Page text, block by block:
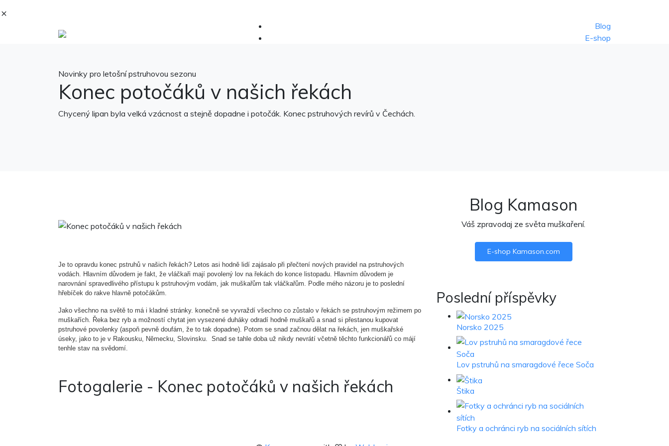
Blog
E-shop
Novinky pro letošní pstruhovou sezonu
Konec potočáků v našich řekách
Chycený lipan byla velká vzácnost a stejně dopadne i potočák. Konec pstruhových revírů v Čechách.
Je to opravdu konec pstruhů v našich řekách? Letos asi hodně lidí zajásalo při přečtení nových pravidel na pstruhových
vodách. Hlavním důvodem je fakt, že vláčkaři mají povolený lov na řekách do konce listopadu. Hlavním důvodem je
narovnání spravedlivého přístupu k pstruhovým vodám, jak muškařům tak vláčkařům. Podle mého názoru je to poslední
hřebíček do rakve hlavně potočákům.
Jako všechno na světě to má i kladné stránky. konečně se vyvraždí všechno co zůstalo v řekách se pstruhovým režimem po
muškařích. Řeka bez ryb a možností chytat jen vysezené duháky odradí hodně muškařů a snad si přestanou kupovat
pstruhové povolenky (aspoň pevně doufám, že to tak dopadne). Potom se snad začnou dělat na řekách, jen muškařské
úseky, jako to je v Rakousku, Německu, Slovinsku. Snad se tahle doba už nikdy nevrátí včetně těchto funkcionářů co májí
tenhle stav na svědomí.
Fotogalerie - Konec potočáků v našich řekách
Blog Kamason
Váš zpravodaj ze světa muškaření.
E-shop Kamason.com
Poslední příspěvky
Norsko 2025
Lov pstruhů na smaragdové řece Soča
Štika
Fotky a ochránci ryb na sociálních sítích